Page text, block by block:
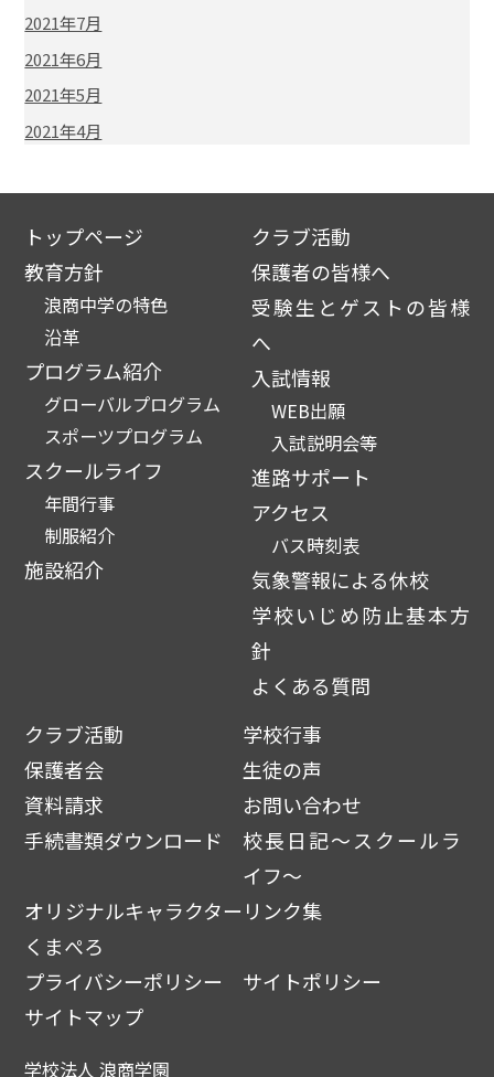
2021年7月
2021年6月
2021年5月
2021年4月
トップページ
教育方針
浪商中学の特色
沿革
プログラム紹介
グローバルプログラム
スポーツプログラム
スクールライフ
年間行事
制服紹介
施設紹介
クラブ活動
保護者の皆様へ
受験生とゲストの皆様
へ
入試情報
WEB出願
入試説明会等
進路サポート
アクセス
バス時刻表
気象警報による休校
学校いじめ防止基本方
針
よくある質問
クラブ活動
学校行事
保護者会
生徒の声
資料請求
お問い合わせ
手続書類ダウンロード
校長日記～スクールラ
イフ～
オリジナルキャラクター
くまぺろ
リンク集
プライバシーポリシー
サイトポリシー
サイトマップ
学校法人 浪商学園